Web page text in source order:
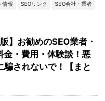
情報 SEOリンク
SEO会社・業者
】お勧めのSEO業者・
金・費用・体験談！悪
騙されないで！【まと